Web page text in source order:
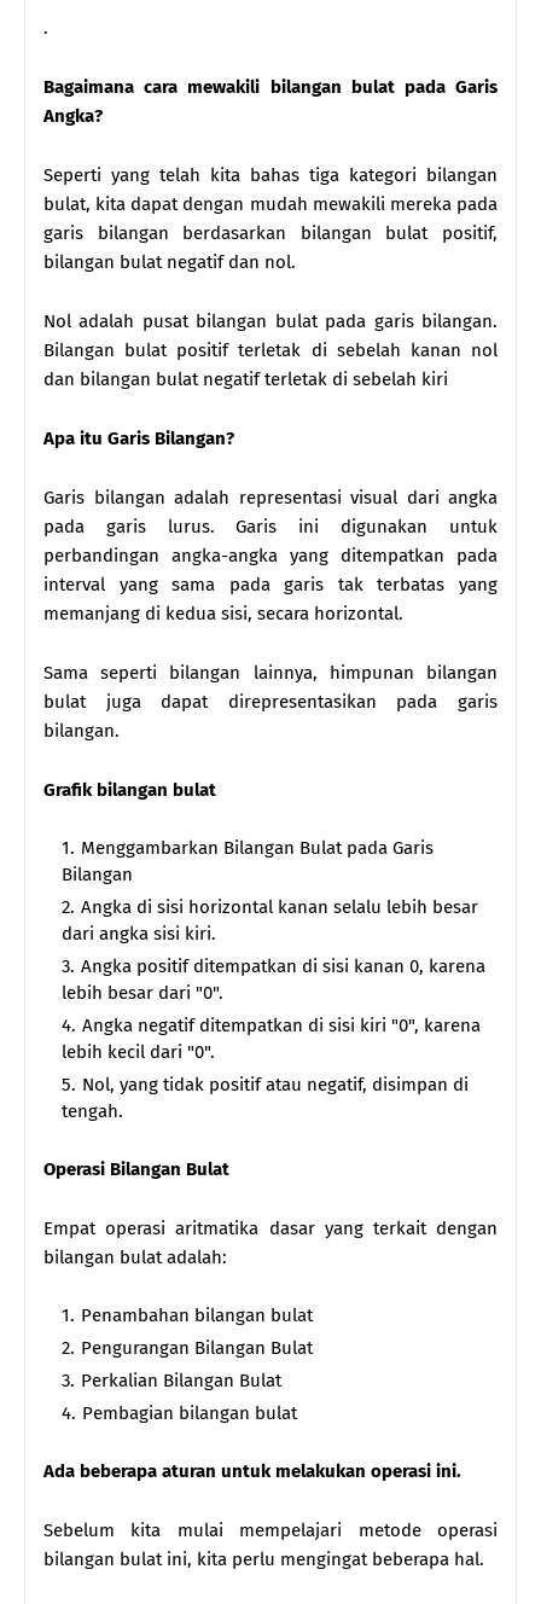
.
Bagaimana cara mewakili bilangan bulat pada Garis
Angka?
Seperti yang telah kita bahas tiga kategori bilangan
bulat, kita dapat dengan mudah mewakili mereka pada
garis bilangan berdasarkan bilangan bulat positif,
bilangan bulat negatif dan nol.
Nol adalah pusat bilangan bulat pada garis bilangan.
Bilangan bulat positif terletak di sebelah kanan nol
dan bilangan bulat negatif terletak di sebelah kiri
Apa itu Garis Bilangan?
Garis bilangan adalah representasi visual dari angka
pada garis lurus. Garis ini digunakan untuk
perbandingan angka-angka yang ditempatkan pada
interval yang sama pada garis tak terbatas yang
memanjang di kedua sisi, secara horizontal.
Sama seperti bilangan lainnya, himpunan bilangan
bulat juga dapat direpresentasikan pada garis
bilangan.
Grafik bilangan bulat
Menggambarkan Bilangan Bulat pada Garis
Bilangan
Angka di sisi horizontal kanan selalu lebih besar
dari angka sisi kiri.
Angka positif ditempatkan di sisi kanan 0, karena
lebih besar dari "0".
Angka negatif ditempatkan di sisi kiri "0", karena
lebih kecil dari "0".
Nol, yang tidak positif atau negatif, disimpan di
tengah.
Operasi Bilangan Bulat
Empat operasi aritmatika dasar yang terkait dengan
bilangan bulat adalah:
Penambahan bilangan bulat
Pengurangan Bilangan Bulat
Perkalian Bilangan Bulat
Pembagian bilangan bulat
Ada beberapa aturan untuk melakukan operasi ini.
Sebelum kita mulai mempelajari metode operasi
bilangan bulat ini, kita perlu mengingat beberapa hal.